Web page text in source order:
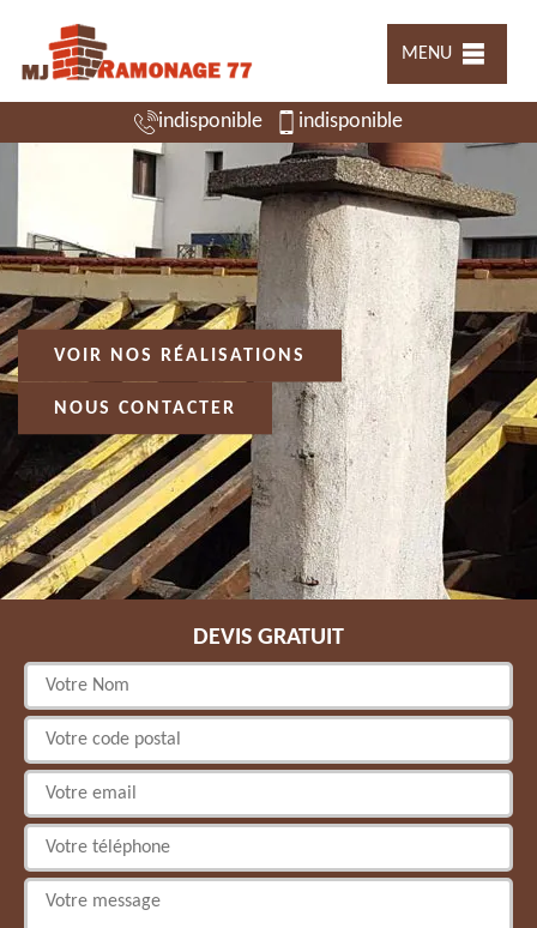
MENU
indisponible indisponible
VOIR NOS RÉALISATIONS
NOUS CONTACTER
DEVIS GRATUIT